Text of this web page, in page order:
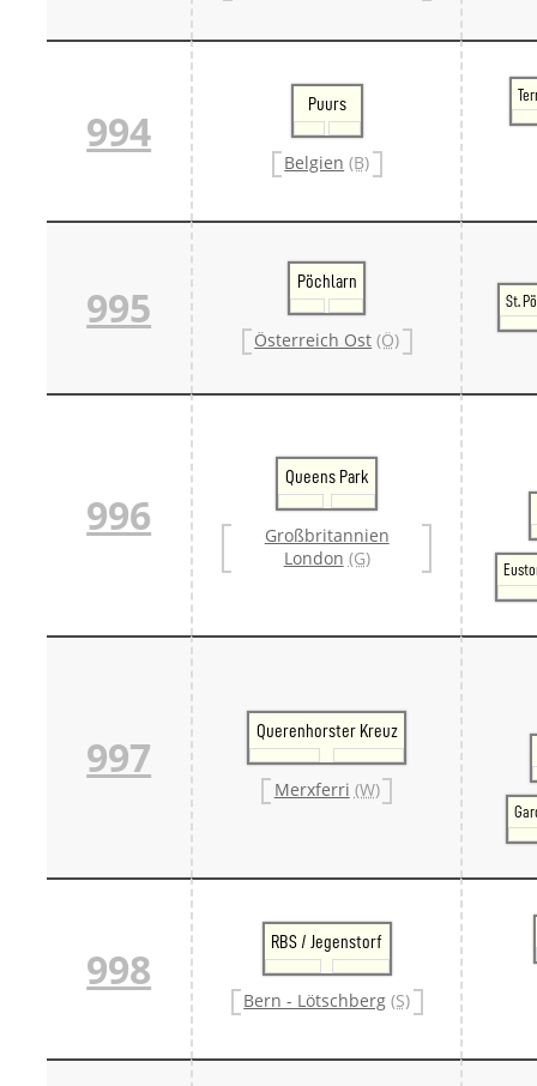
994
Puurs
Belgien (B)
995
Pöchlarn
Österreich Ost (Ö)
St.
996
Queens Park
Großbritannien
London (G)
997
Querenhorster Kreuz
Merxferri (W)
998
RBS / Jegenstorf
Bern - Lötschberg (S)